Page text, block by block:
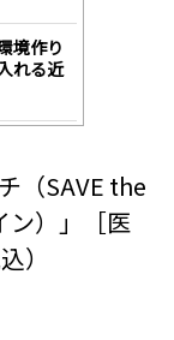
境作り
れる近
（SAVE the
ン）」［医
）